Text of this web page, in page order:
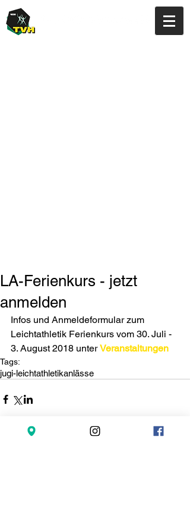
LA-Ferienkurs - jetzt
anmelden
Infos und Anmeldeformular zum
Leichtathletik Ferienkurs vom 30. Juli -
3. August 2018 unter Veranstaltungen
Tags:
jugi-leichtathletikanlässe